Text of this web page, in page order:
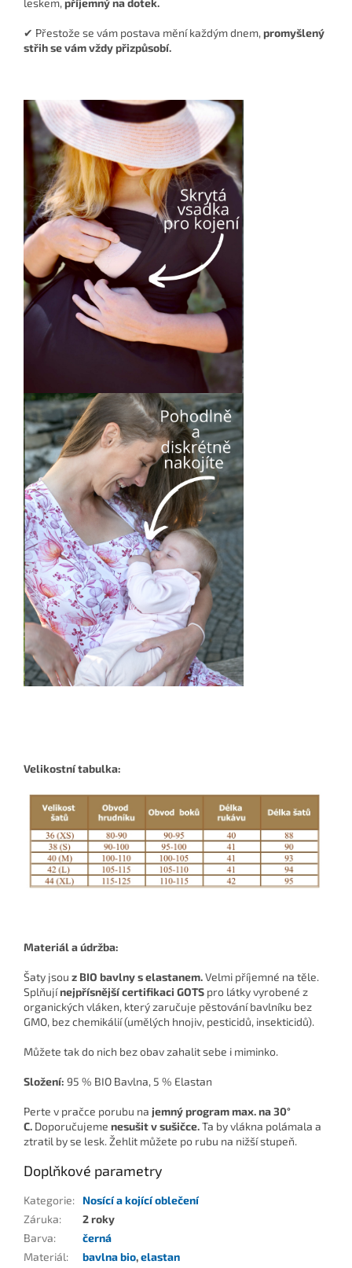
✔ Přestože se vám postava mění každým dnem, promyšlený
střih se vám vždy přizpůsobí.
Velikostní tabulka:
Materiál a údržba:
Šaty jsou z BIO bavlny s elastanem.Velmi příjemné na těle.
Splňujínejpřísnější certifikaci GOTS pro látky vyrobené z
organických vláken, který zaručuje pěstování bavlníku bez
GMO, bez chemikálií (umělých hnojiv, pesticidů, insekticidů).
Můžete tak do nich bez obav zahalit sebe i miminko.
Složení: 95 % BIO Bavlna, 5 % Elastan
Perte v pračce porubu na jemný programmax. na 30°
C. Doporučujeme nesušit v sušičce.Ta by vlákna polámala a
ztratil by se lesk. Žehlit můžete po rubu na nižší stupeň.
Doplňkové parametry
Kategorie:
Nosící a kojící oblečení
Záruka:
2 roky
Barva:
černá
Materiál: bavlna bio,elastan